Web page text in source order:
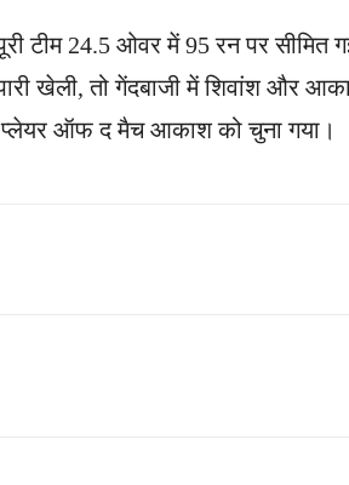
टीम 24.5 ओवर में 95 रन पर सीमित
खेली, तो गेंदबाजी में शिवांश और
ऑफ द मैच आकाश को चुना गया।